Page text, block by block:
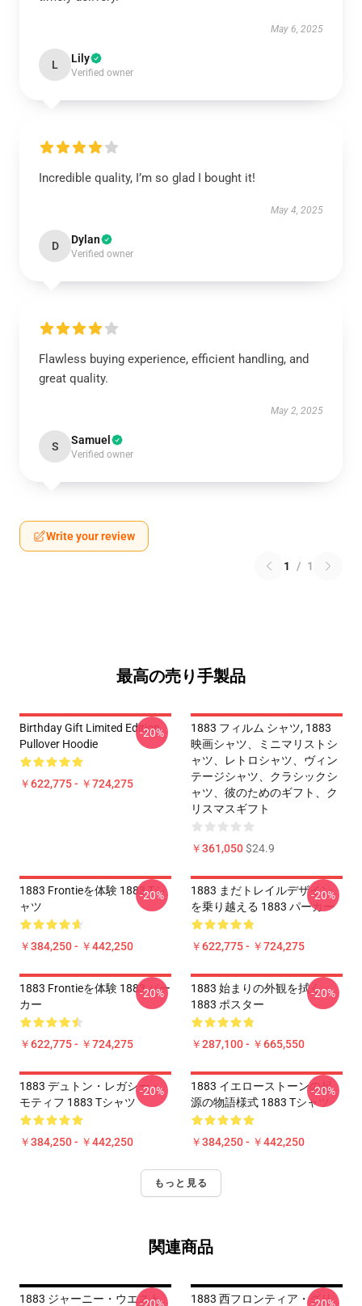
May 6, 2025
L Lily
Verified owner
Incredible quality, I’m so glad I bought it!
May 4, 2025
D Dylan
Verified owner
Flawless buying experience, efficient handling, and
great quality.
May 2, 2025
S Samuel
Verified owner
Write your review
1 / 1
最高の売り手製品
Birthday Gift Limited Edition
Pullover Hoodie
￥622,775 - ￥724,275
-20%
1883 フィルム シャツ, 1883
映画シャツ、ミニマリストシ
ャツ、レトロシャツ、ヴィン
テージシャツ、クラシックシ
ャツ、彼のためのギフト、ク
リスマスギフト
￥361,050$24.9
1883 Frontieを体験 1883 Tシ
ャツ
￥384,250 - ￥442,250
-20%
1883 まだトレイルデザイン
を乗り越える 1883 パーカー
￥622,775 - ￥724,275
-20%
1883 Frontieを体験 1883 パー
カー
￥622,775 - ￥724,275
-20%
1883 始まりの外観を拭く
1883 ポスター
￥287,100 - ￥665,550
-20%
1883 デュトン・レガシー・
モティフ 1883 Tシャツ
￥384,250 - ￥442,250
-20%
1883 イエローストーンの起
源の物語様式 1883 Tシャツ
￥384,250 - ￥442,250
-20%
もっと見る
関連商品
1883 ジャーニー・ウエスト
1883 西フロンティア・グリ